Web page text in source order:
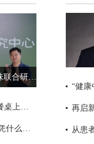
松鲜鲜携手江南大学陈坚院士团队共建减钠调味联合研究中心
2026零碳餐饮•香山论碳：炊烟里的碳足迹，餐桌上的中国答案
自研专利菌株+数字化工厂：这家益生菌企业凭什么斩获深圳健康产业创新大奖？ 从患